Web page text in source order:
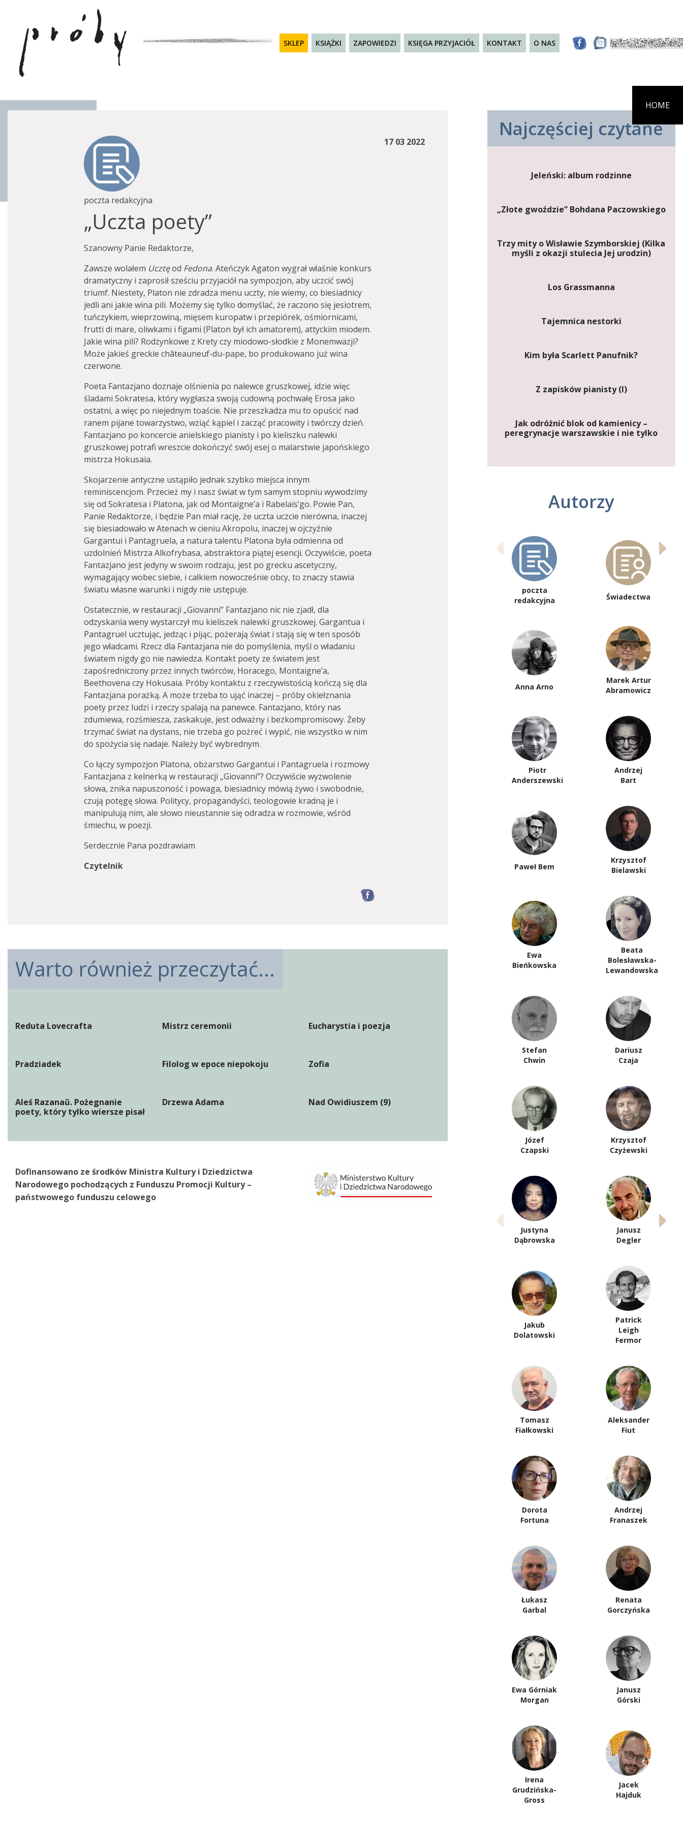
SKLEP KSIĄŻKI ZAPOWIEDZI KSIĘGA PRZYJACIÓŁ KONTAKT O NAS
HOME
17 03 2022
poczta redakcyjna
„Uczta poety”
Szanowny Panie Redaktorze,
Zawsze wolałem Ucztęod Fedona. Ateńczyk Agaton wygrał właśnie konkurs
dramatyczny i zaprosił sześciu przyjaciół na sympozjon, aby uczcić swój
triumf. Niestety, Platon nie zdradza menu uczty, nie wiemy, co biesiadnicy
jedli ani jakie wina pili. Możemy się tylko domyślać, że raczono się jesiotrem,
tuńczykiem, wieprzowiną, mięsem kuropatw i przepiórek, ośmiornicami,
frutti di mare, oliwkami i figami (Platon był ich amatorem), attyckim miodem.
Jakie wina pili? Rodzynkowe z Krety czy miodowo-słodkie z Monemwazji?
Może jakieś greckie châteauneuf-du-pape, bo produkowano już wina
czerwone.
Poeta Fantazjano doznaje olśnienia po nalewce gruszkowej, idzie więc
śladami Sokratesa, który wygłasza swoją cudowną pochwałę Erosa jako
ostatni, a więc po niejednym toaście. Nie przeszkadza mu to opuścić nad
ranem pijane towarzystwo, wziąć kąpiel i zacząć pracowity i twórczy dzień.
Fantazjano po koncercie anielskiego pianisty i po kieliszku nalewki
gruszkowej potrafi wreszcie dokończyć swój esej o malarstwie japońskiego
mistrza Hokusaia.
Skojarzenie antyczne ustąpiło jednak szybko miejsca innym
reminiscencjom. Przecież my i nasz świat w tym samym stopniu wywodzimy
się od Sokratesa i Platona, jak od Montaigne’a i Rabelais’go. Powie Pan,
Panie Redaktorze, i będzie Pan miał rację, że uczta uczcie nierówna, inaczej
się biesiadowało w Atenach w cieniu Akropolu, inaczej w ojczyźnie
Gargantui i Pantagruela, a natura talentu Platona była odmienna od
uzdolnień Mistrza Alkofrybasa, abstraktora piątej esencji. Oczywiście, poeta
Fantazjano jest jedyny w swoim rodzaju, jest po grecku ascetyczny,
wymagający wobec siebie, i całkiem nowocześnie obcy, to znaczy stawia
światu własne warunki i nigdy nie ustępuje.
Ostatecznie, w restauracji „Giovanni” Fantazjano nic nie zjadł, dla
odzyskania weny wystarczył mu kieliszek nalewki gruszkowej. Gargantua i
Pantagruel ucztując, jedząc i pijąc, pożerają świat i stają się w ten sposób
jego władcami. Rzecz dla Fantazjana nie do pomyślenia, myśl o władaniu
światem nigdy go nie nawiedza. Kontakt poety ze światem jest
zapośredniczony przez innych twórców, Horacego, Montaigne’a,
Beethovena czy Hokusaia. Próby kontaktu z rzeczywistością kończą się dla
Fantazjana porażką. A może trzeba to ująć inaczej – próby okiełznania
poety przez ludzi i rzeczy spalają na panewce. Fantazjano, który nas
zdumiewa, rozśmiesza, zaskakuje, jest odważny i bezkompromisowy. Żeby
trzymać świat na dystans, nie trzeba go pożreć i wypić, nie wszystko w nim
do spożycia się nadaje. Należy być wybrednym.
Co łączy sympozjon Platona, obżarstwo Gargantui i Pantagruela i rozmowy
Fantazjana z kelnerką w restauracji „Giovanni”? Oczywiście wyzwolenie
słowa, znika napuszoność i powaga, biesiadnicy mówią żywo i swobodnie,
czują potęgę słowa. Politycy, propagandyści, teologowie kradną je i
manipulują nim, ale słowo nieustannie się odradza w rozmowie, wśród
śmiechu, w poezji.
Serdecznie Pana pozdrawiam
Czytelnik
Warto również przeczytać...
Reduta Lovecrafta Mistrz ceremonii Eucharystia i poezja
Pradziadek Filolog w epoce niepokoju Zofia
Aleś Razanaŭ. Pożegnanie
poety, który tylko wiersze pisał
Drzewa Adama Nad Owidiuszem (9)
Dofinansowano ze środków Ministra Kultury i Dziedzictwa
Narodowego pochodzących z Funduszu Promocji Kultury –
państwowego funduszu celowego
Najczęściej czytane
Jeleński: album rodzinne
„Złote gwoździe” Bohdana Paczowskiego
Trzy mity o Wisławie Szymborskiej (Kilka
myśli z okazji stulecia Jej urodzin)
Los Grassmanna
Tajemnica nestorki
Kim była Scarlett Panufnik?
Z zapisków pianisty (I)
Jak odróżnić blok od kamienicy –
peregrynacje warszawskie i nie tylko
Autorzy
poczta
redakcyjna
Świadectwa
Anna Arno
Marek Artur
Abramowicz
Piotr
Anderszewski
Andrzej
Bart
Paweł Bem
Krzysztof
Bielawski
Ewa
Bieńkowska
Beata
Bolesławska-
Lewandowska
Stefan
Chwin
Dariusz
Czaja
Józef
Czapski
Krzysztof
Czyżewski
Justyna
Dąbrowska
Janusz
Degler
Jakub
Dolatowski
Patrick
Leigh
Fermor
Tomasz
Fiałkowski
Aleksander
Fiut
Dorota
Fortuna
Andrzej
Franaszek
Łukasz
Garbal
Renata
Gorczyńska
Ewa Górniak
Morgan
Janusz
Górski
Irena
Grudzińska-
Gross
Jacek
Hajduk